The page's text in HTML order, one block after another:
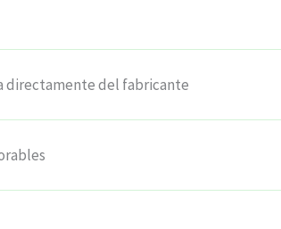
directamente del fabricante